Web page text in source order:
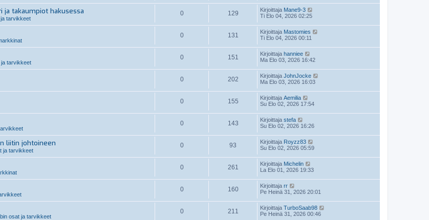
takaumpiot hakusessa
tarvikkeet
0 129 Kirjoittaja Mane9-3
Ti Elo 04, 2026 02:25
0 131 Kirjoittaja Mastomies
Ti Elo 04, 2026 00:11
tarvikkeet
0 151 Kirjoittaja hanniee
Ma Elo 03, 2026 16:42
0 202 Kirjoittaja JohnJocke
Ma Elo 03, 2026 16:03
0 155 Kirjoittaja Aemilia
Su Elo 02, 2026 17:54
0 143 Kirjoittaja stefa
Su Elo 02, 2026 16:26
liitin johtoineen
ja tarvikkeet
0 93 Kirjoittaja Royzz83
Su Elo 02, 2026 05:59
0 261 Kirjoittaja Michelin
La Elo 01, 2026 19:33
0 160 Kirjoittaja rr
Pe Heinä 31, 2026 20:01
osat ja tarvikkeet
0 211 Kirjoittaja TurboSaab98
Pe Heinä 31, 2026 00:46